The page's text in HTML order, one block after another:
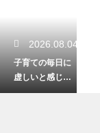
2026.08.04
子育ての毎日に
虚しいと感じて
しまう親の心